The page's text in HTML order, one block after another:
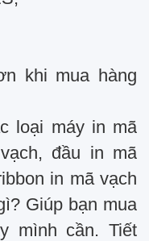
khi mua hàng
loại máy in mã
đầu in mã
in mã vạch
Giúp bạn mua
mình cần. Tiết